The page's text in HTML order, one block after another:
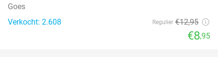
Goes
Verkocht: 2.608
Regulier €12,95
€8,95